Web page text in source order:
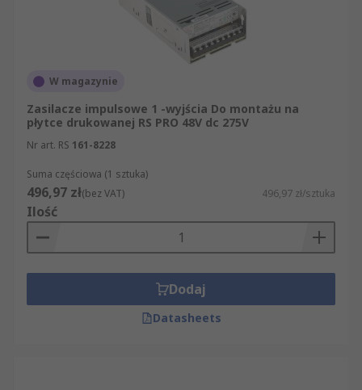
W magazynie
Zasilacze impulsowe 1 -wyjścia Do montażu na
płytce drukowanej RS PRO 48V dc 275V
Nr art. RS 161-8228
Suma częściowa (1 sztuka)
496,97 zł(bez VAT) 496,97 zł/sztuka
Ilość
Dodaj
Datasheets